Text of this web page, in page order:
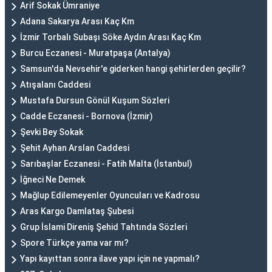
Arif Sokak Ümraniye
Adana Sakarya Arası Kaç Km
İzmir Torbalı Subaşı Söke Aydın Arası Kaç Km
Burcu Eczanesi - Muratpaşa (Antalya)
Samsun'da Nevsehir'e giderken hangi şehirlerden geçilir?
Atışalanı Caddesi
Mustafa Dursun Gönül Kuşum Sözleri
Cadde Eczanesi - Bornova (İzmir)
Şevki Bey Sokak
Şehit Ayhan Arslan Caddesi
Sarıbaşlar Eczanesi - Fatih Malta (İstanbul)
İğneci Ne Demek
Mağlup Edilemeyenler Oyuncuları ve Kadrosu
Aras Kargo Damlataş Şubesi
Grup İslami Direniş Şehid Tahtında Sözleri
Spore Türkçe yama var mı?
Yapı kayıttan sonra ilave yapı için ne yapmalı?